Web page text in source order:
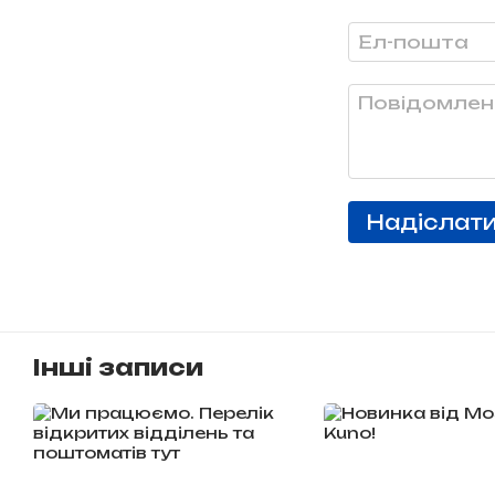
Інші записи